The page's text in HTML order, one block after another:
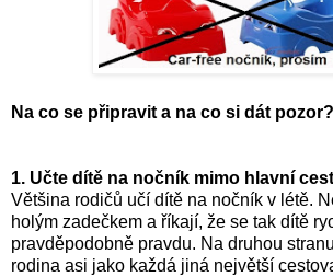
Na co se připravit a na co si dát pozor?
1. Učte dítě na nočník mimo hlavní
Většina rodičů učí dítě na nočník v létě.
holým zadečkem a říkají, že se tak dítě
pravděpodobně pravdu. Na druhou
rodina asi jako každá jiná největší